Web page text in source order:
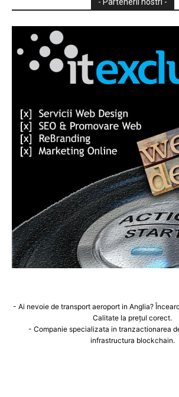
- Ai nevoie de transport aeroport in Anglia?
Calitate la prețul corect.
- Companie specializata in tranzactionarea
infrastructura blockchain.